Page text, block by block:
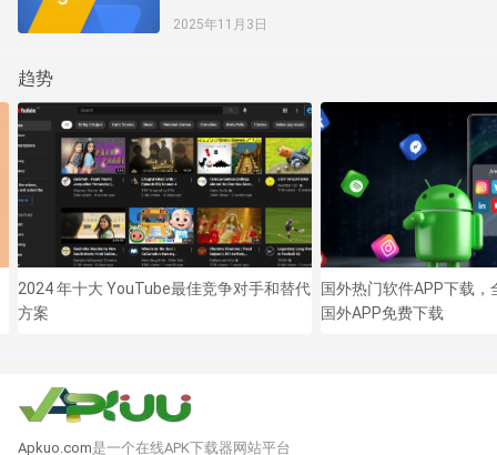
到 AdSense 钱了
2025年11月3日
趋势
2024 年十大 YouTube最佳竞争对手和替代
方案
国外热门软件APP下载
国外APP免费下载
Apkuo.com是一个在线APK下载器网站平台